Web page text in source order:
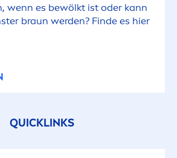
wenn es bewölkt ist oder kann
braun werden? Finde es hier
QUICKLINKS